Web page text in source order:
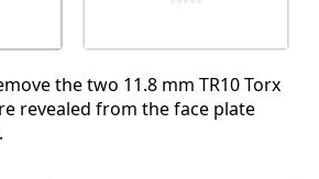
the two 11.8 mm TR10 Torx
revealed from the face plate